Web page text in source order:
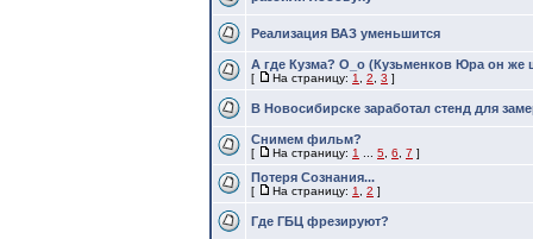
Реализация ВАЗ уменьшится
А где Кузма? О_о (Кузьменков Юра он
[ На страницу: 1 2 3 ]
В Новосибирске заработал стенд для
Снимем фильм?
[ На страницу: 1 5 6 7 ]
Потеря Сознания...
[ На страницу: 1 2 ]
Где ГБЦ фрезируют?